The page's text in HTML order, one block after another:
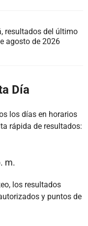
resultados del último
agosto de 2026
Día
los días en horarios
rápida de resultados:
m.
los resultados
y puntos de